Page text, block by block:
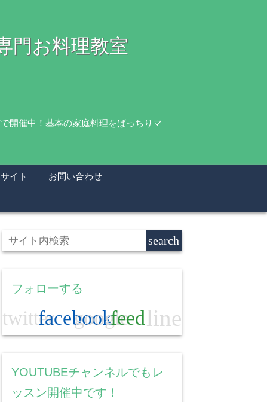
門お料理教室
開催中！基本の家庭料理をばっちりマ
イト お問い合わせ
フォローする
twitterfacebook
google
feedline
YOUTUBEチャンネルでもレ
ッスン開催中です！